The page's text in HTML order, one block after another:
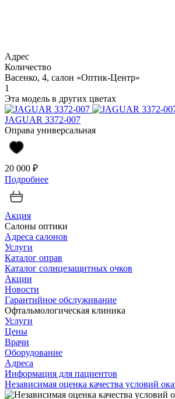
Адрес
Количество
Васенко, 4, салон «Оптик-Центр»
1
Эта модель в других цветах
JAGUAR 3372-007
Оправа универсальная
20 000 ₽
Подробнее
Акция
Салоны оптики
Адреса салонов
Услуги
Каталог оправ
Каталог солнцезащитных очков
Акции
Новости
Гарантийное обслуживание
Офтальмологическая клиника
Услуги
Цены
Врачи
Оборудование
Адреса
Информация для пациентов
Независимая оценка качества условий